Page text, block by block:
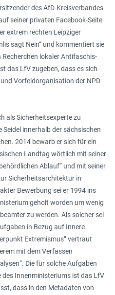
des AfD-Kreisverbandes
seiner privaten Facebook-Seite
extrem rechten Leipziger
sagt Nein“ und kommentiert sie
Recherchen lokaler Antifa­schis­
das LfV zugeben, dass es sich
Vorfeldorganisation der NPD
als Sicherheitsexperte zu
Seidel innerhalb der sächsischen
2014 bewarb er sich für ein
Landtag wörtlich mit seiner
Ablauf“ und mit seiner
Sicherheitsarchitektur in
Bewerbung sei er 1994 ins
geholt worden um wenig
zu werden. Als solcher sei
in Bezug auf Innere
Extremismus” vertraut
mit dem Verfassen
“. Die für solche Aufgaben
des Innenministeriums ist das LfV
dass in den Metadaten von